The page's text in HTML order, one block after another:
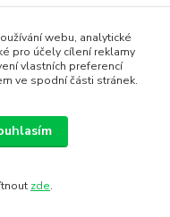
webu, analytické
pro účely cílení reklamy
vlastních preferencí
ve spodní části stránek.
zde.